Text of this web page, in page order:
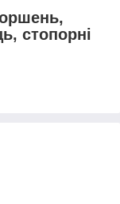
стопорні